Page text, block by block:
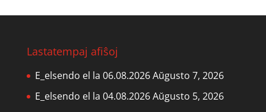
Lastatempaj afiŝoj
E_elsendo el la 06.08.2026Aŭgusto 7, 2026
E_elsendo el la 04.08.2026Aŭgusto 5, 2026